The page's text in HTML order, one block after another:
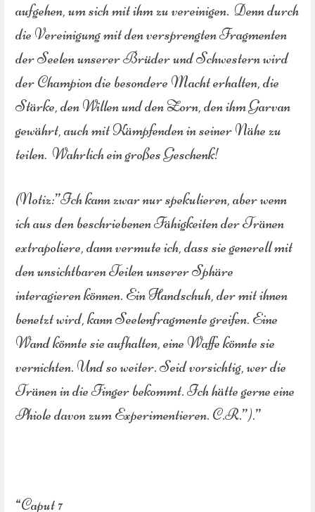
aufgehen, um sich mit ihm zu vereinigen. Denn durch
die Vereinigung mit den versprengten Fragmenten
der Seelen unserer Brüder und Schwestern wird
der Champion die besondere Macht erhalten, die
Stärke, den Willen und den Zorn, den ihm Garvan
gewährt, auch mit Kämpfenden in seiner Nähe zu
teilen. Wahrlich ein großes Geschenk!
(Notiz:”Ich kann zwar nur spekulieren, aber wenn
ich aus den beschriebenen Fähigkeiten der Tränen
extrapoliere, dann vermute ich, dass sie generell mit
den unsichtbaren Teilen unserer Sphäre
interagieren können. Ein Handschuh, der mit ihnen
benetzt wird, kann Seelenfragmente greifen. Eine
Wand könnte sie aufhalten, eine Waffe könnte sie
vernichten. Und so weiter. Seid vorsichtig, wer die
Tränen in die Finger bekommt. Ich hätte gerne eine
Phiole davon zum Experimentieren. C.R.”).”
“Caput 7